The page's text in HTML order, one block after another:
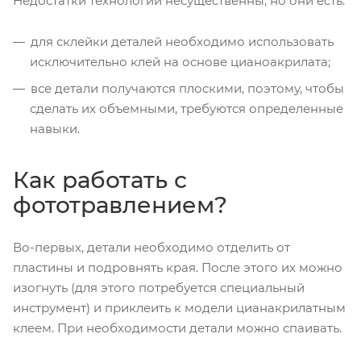
для склейки деталей необходимо использовать
исключительно клей на основе цианоакрилата;
все детали получаются плоскими, поэтому, чтобы
сделать их объемными, требуются определенные
навыки.
Как работать с
фототравлением?
Во-первых, детали необходимо отделить от
пластины и подровнять края. После этого их можно
изогнуть (для этого потребуется специальный
инструмент) и приклеить к модели цианакрилатным
клеем. При необходимости детали можно спаивать.